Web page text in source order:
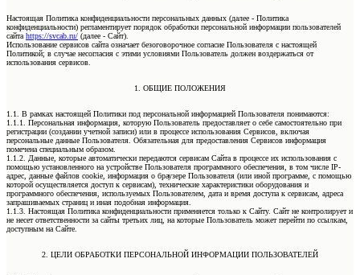
Настоящая Политика конфиденциальности персональных данных (далее - Политика
конфиденциальности) регламентирует порядок обработки персональной информации пользователей
сайта https://svcab.ru/ (далее - Сайт).
Использование сервисов сайта означает безоговорочное согласие Пользователя с настоящей
Политикой; в случае несогласия с этими условиями Пользователь должен воздержаться от
использования сервисов.
1. ОБЩИЕ ПОЛОЖЕНИЯ
1.1. В рамках настоящей Политики под персональной информацией Пользователя понимаются:
1.1.1. Персональная информация, которую Пользователь предоставляет о себе самостоятельно при
регистрации (создании учетной записи) или в процессе использования Сервисов, включая
персональные данные Пользователя. Обязательная для предоставления Сервисов информация
помечена специальным образом.
1.1.2. Данные, которые автоматически передаются сервисам Сайта в процессе их использования с
помощью установленного на устройстве Пользователя программного обеспечения, в том числе IP-
адрес, данные файлов cookie, информация о браузере Пользователя (или иной программе, с помощью
которой осуществляется доступ к сервисам), технические характеристики оборудования и
программного обеспечения, используемых Пользователем, дата и время доступа к сервисам, адреса
запрашиваемых страниц и иная подобная информация.
1.1.3. Настоящая Политика конфиденциальности применяется только к Сайту. Сайт не контролирует и
не несет ответственности за сайты третьих лиц, на которые Пользователь может перейти по ссылкам,
доступным на Сайте.
2. ЦЕЛИ ОБРАБОТКИ ПЕРСОНАЛЬНОЙ ИНФОРМАЦИИ ПОЛЬЗОВАТЕЛЕЙ